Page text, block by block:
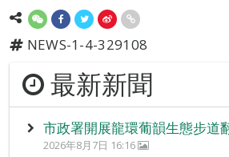
NEWS-1-4-329108
最新新聞
市政署開展龍環葡韻生態步道
2026年8月7日 16:16